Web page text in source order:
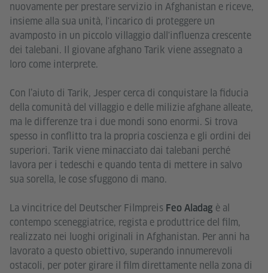
nuovamente per prestare servizio in Afghanistan e riceve,
insieme alla sua unità, l'incarico di proteggere un
avamposto in un piccolo villaggio dall'influenza crescente
dei talebani. Il giovane afghano Tarik viene assegnato a
loro come interprete.
Con l’aiuto di Tarik, Jesper cerca di conquistare la fiducia
della comunità del villaggio e delle milizie afghane alleate,
ma le differenze tra i due mondi sono enormi. Si trova
spesso in conflitto tra la propria coscienza e gli ordini dei
superiori. Tarik viene minacciato dai talebani perché
lavora per i tedeschi e quando tenta di mettere in salvo
sua sorella, le cose sfuggono di mano.
La vincitrice del Deutscher Filmpreis Feo Aladag è al
contempo sceneggiatrice, regista e produttrice del film,
realizzato nei luoghi originali in Afghanistan. Per anni ha
lavorato a questo obiettivo, superando innumerevoli
ostacoli, per poter girare il film direttamente nella zona di